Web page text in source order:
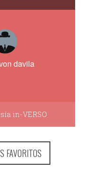
davila
in-VERSO
FAVORITOS